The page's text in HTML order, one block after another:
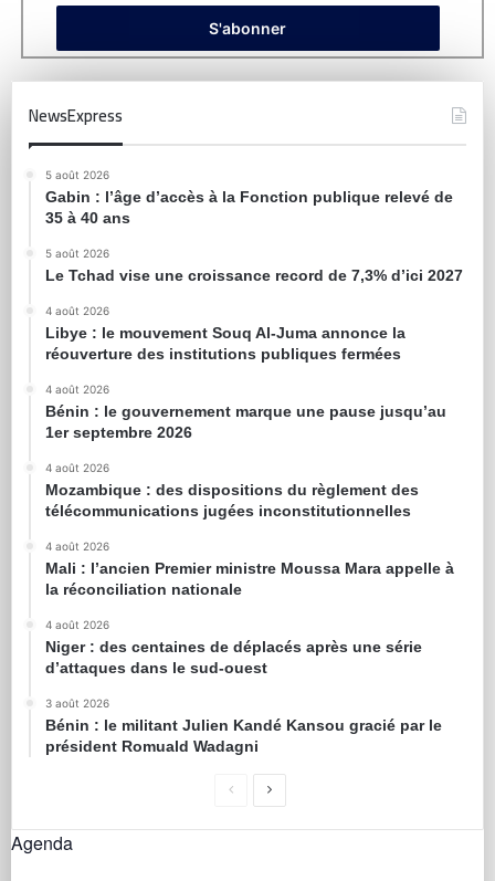
NewsExpress
5 août 2026
Gabin : l’âge d’accès à la Fonction publique relevé de
35 à 40 ans
5 août 2026
Le Tchad vise une croissance record de 7,3% d’ici 2027
4 août 2026
Libye : le mouvement Souq Al-Juma annonce la
réouverture des institutions publiques fermées
4 août 2026
Bénin : le gouvernement marque une pause jusqu’au
1er septembre 2026
4 août 2026
Mozambique : des dispositions du règlement des
télécommunications jugées inconstitutionnelles
4 août 2026
Mali : l’ancien Premier ministre Moussa Mara appelle à
la réconciliation nationale
4 août 2026
Niger : des centaines de déplacés après une série
d’attaques dans le sud-ouest
3 août 2026
Bénin : le militant Julien Kandé Kansou gracié par le
président Romuald Wadagni
Agenda